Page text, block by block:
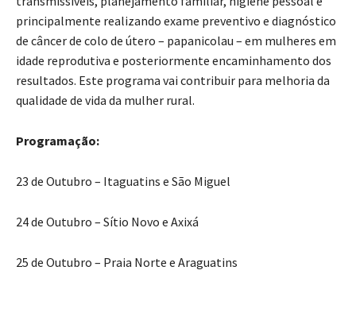
principalmente realizando exame preventivo e diagnóstico
de câncer de colo de útero – papanicolau – em mulheres em
idade reprodutiva e posteriormente encaminhamento dos
resultados. Este programa vai contribuir para melhoria da
qualidade de vida da mulher rural.
Programação:
23 de Outubro – Itaguatins e São Miguel
24 de Outubro – Sítio Novo e Axixá
25 de Outubro – Praia Norte e Araguatins